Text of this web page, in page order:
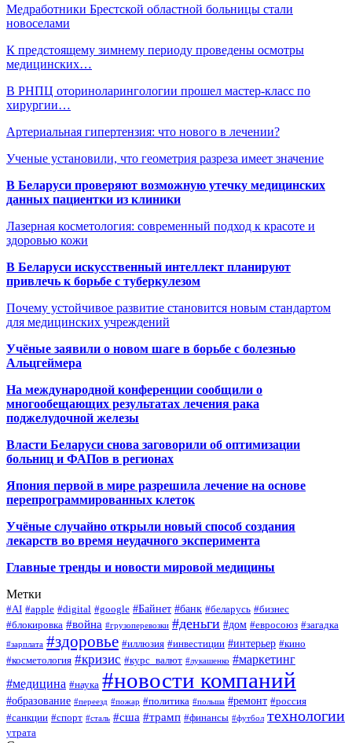
Медработники Брестской областной больницы стали
новоселами
К предстоящему зимнему периоду проведены осмотры
медицинских…
В РНПЦ оториноларингологии прошел мастер-класс по
хирургии…
Артериальная гипертензия: что нового в лечении?
Ученые установили, что геометрия разреза имеет значение
В Беларуси проверяют возможную утечку медицинских
данных пациентки из клиники
Лазерная косметология: современный подход к красоте и
здоровью кожи
В Беларуси искусственный интеллект планируют
привлечь к борьбе с туберкулезом
Почему устойчивое развитие становится новым стандартом
для медицинских учреждений
Учёные заявили о новом шаге в борьбе с болезнью
Альцгеймера
На международной конференции сообщили о
многообещающих результатах лечения рака
поджелудочной железы
Власти Беларуси снова заговорили об оптимизации
больниц и ФАПов в регионах
Япония первой в мире разрешила лечение на основе
перепрограммированных клеток
Учёные случайно открыли новый способ создания
лекарств во время неудачного эксперимента
Главные тренды и новости мировой медицины
Метки
#AI #apple #digital #google #Байнет #банк #беларусь #бизнес
#блокировка #война #грузоперевозки #деньги #дом #евросоюз #загадка
#зарплата #здоровье #иллюзия #инвестиции #интерьер #кино
#косметология #кризис #курс_валют #лукашенко #маркетинг
#медицина #наука #новости компаний
#образование #переезд #пожар #политика #польша #ремонт #россия
#санкции #спорт #сталь #сша #трамп #финансы #футбол технологии
утрата